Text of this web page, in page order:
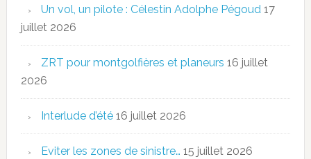
Un vol, un pilote : Célestin Adolphe Pégoud 17
juillet 2026
ZRT pour montgolfières et planeurs 16 juillet
2026
Interlude d’été 16 juillet 2026
Eviter les zones de sinistre… 15 juillet 2026